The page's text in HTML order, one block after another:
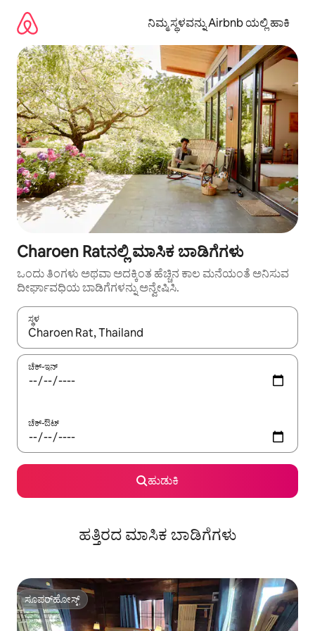
ಹೋಗಿ
ನಿಮ್ಮ ಸ್ಥಳವನ್ನು Airbnb ಯಲ್ಲಿ ಹಾಕಿ
Charoen Ratನಲ್ಲಿ ಮಾಸಿಕ ಬಾಡಿಗೆಗಳು
ಒಂದು ತಿಂಗಳು ಅಥವಾ ಅದಕ್ಕಿಂತ ಹೆಚ್ಚಿನ ಕಾಲ ಮನೆಯಂತೆ ಅನಿಸುವ
ದೀರ್ಘಾವಧಿಯ ಬಾಡಿಗೆಗಳನ್ನು ಅನ್ವೇಷಿಸಿ.
ಸ್ಥಳ
ಫಲಿತಾಂಶಗಳು ಲಭ್ಯವಿರುವಾಗ, ಅಪ್ ಮತ್ತು ಡೌನ್ ಬಾಣದ ಕೀಲಿಗಳೊಂದಿಗೆ
ಚೆಕ್-ಇನ್
ಚೆಕ್-ಔಟ್
ಹುಡುಕಿ
ಹತ್ತಿರದ ಮಾಸಿಕ ಬಾಡಿಗೆಗಳು
ಸೂಪರ್‌ಹೋಸ್ಟ್
ಸೂಪರ್‌ಹೋಸ್ಟ್